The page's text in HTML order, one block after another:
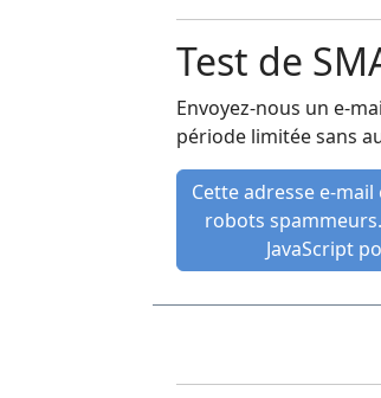
Test de
Envoyez-nous un e-
période limitée sans
Cette adresse e-
robots
JavaScript